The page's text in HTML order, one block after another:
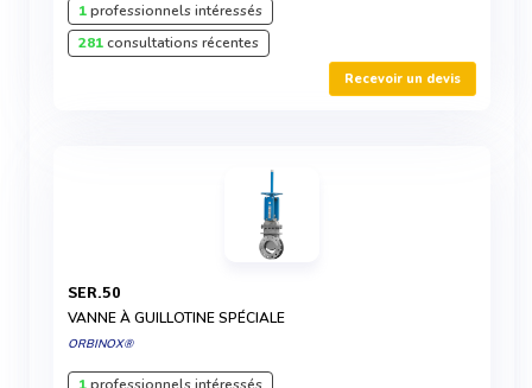
1professionnels intéressés
281consultations récentes
Recevoir un devis
SER.50
VANNE À GUILLOTINE SPÉCIALE
ORBINOX®